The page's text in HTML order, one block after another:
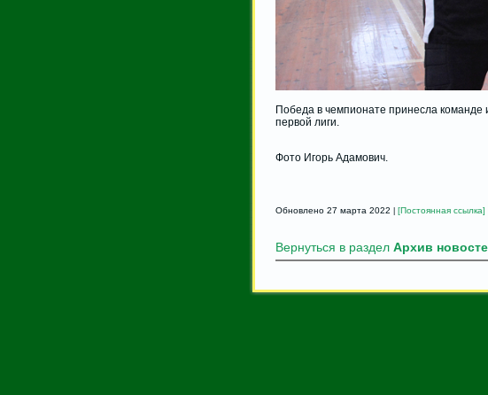
Победа в чемпионате принесла команде
первой лиги.
Фото Игорь Адамович.
Обновлено 27 марта 2022 [Постоянная ссылка]
Вернуться в раздел Архив